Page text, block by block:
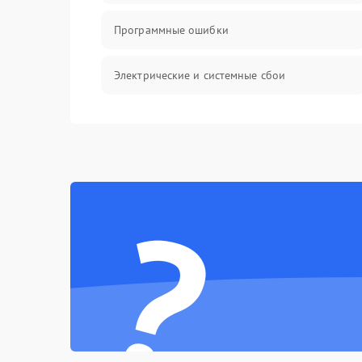
Программные ошибки
Электрические и системные сбои
Система охлаждения
?